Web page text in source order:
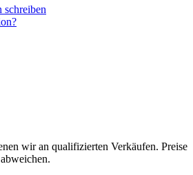
schreiben
wir an qualifizierten Verkäufen. Preise